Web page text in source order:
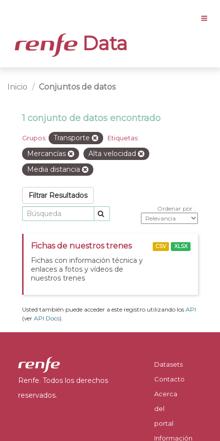
Data
Inicio Conjuntos de datos
1 conjunto de datos encontrado
Grupos: Transporte Etiquetas:
Mercancías
Alta velocidad
Media distancia
Filtrar Resultados
Ordenar por
Fichas de nuestros trenes
Fichas con información técnica y
enlaces a fotos y vídeos de
nuestros trenes
CSV XLSX
Usted también puede acceder a este registro utilizando los API
(ver API Docs).
Renfe. Todos los derechos
reservados.
Datasets
Contacto
Acerca
del
portal
Información